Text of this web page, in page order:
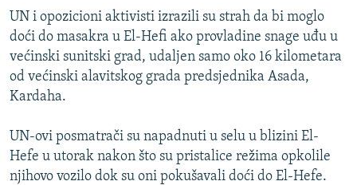
UN i opozicioni aktivisti izrazili su strah da bi moglo
doći do masakra u El-Hefi ako provladine snage uđu u
većinski sunitski grad, udaljen samo oko 16 kilometara
od većinski alavitskog grada predsjednika Asada,
Kardaha.
UN-ovi posmatrači su napadnuti u selu u blizini El-
Hefe u utorak nakon što su pristalice režima opkolile
njihovo vozilo dok su oni pokušavali doći do El-Hefe.